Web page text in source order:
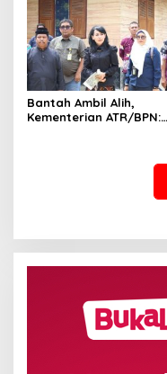
Bantah Ambil Alih,
Kementerian ATR/BPN: